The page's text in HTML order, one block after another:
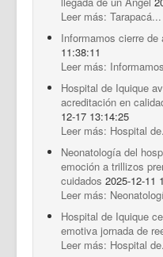
Leer más: Tarapacá...
Informamos cierre
11:38:11
Leer más:
Hospital de Iquique
acreditación en
12-17 13:14:25
Leer más: Hospital
Neonatología del
emoción a trillizos
cuidados 2025-12-11
Leer más:
Hospital de Iquique
emotiva jornada de
Leer más: Hospital